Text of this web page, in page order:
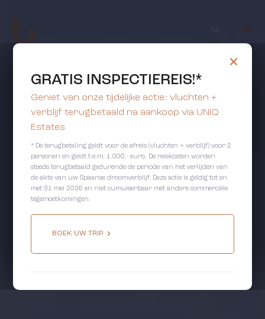
GRATIS INSPECTIEREIS!*
Geniet van onze tijdelijke actie: vluchten +
verblijf terugbetaald na aankoop via UNIQ
Estates
* De terugbetaling geldt voor de afreis (vluchten + verblijf) voor 2
personen en geldt t.e.m. 1.000,- euro. De reiskosten worden
steeds terugbetaald gedurende de periode van het verlijden van
de akte van uw Spaanse droomverblijf. Deze actie is geldig tot en
met 31 mei 2026 en niet cumuleerbaar met andere commerciële
tegemoetkomingen.
BOEK UW TRIP